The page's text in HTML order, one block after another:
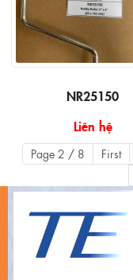
NR25150
Liên hệ
Page 2 / 8 First